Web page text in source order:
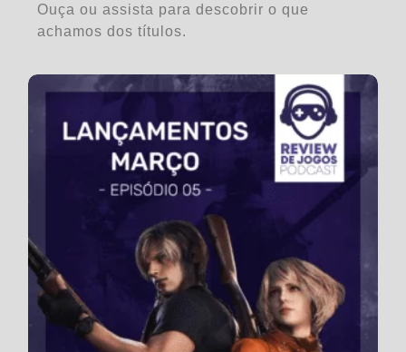
Ouça ou assista para descobrir o que
achamos dos títulos.